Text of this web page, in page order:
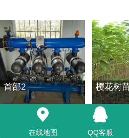
首部2 樱花树
在线地图 QQ客服